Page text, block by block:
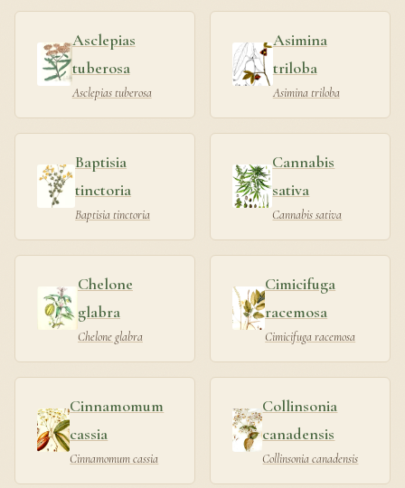
Asclepias
tuberosa
Asclepias tuberosa
Asimina
triloba
Asimina triloba
Baptisia
tinctoria
Baptisia tinctoria
Cannabis
sativa
Cannabis sativa
Chelone
glabra
Chelone glabra
Cimicifuga
racemosa
Cimicifuga racemosa
Cinnamomum
cassia
Cinnamomum cassia
Collinsonia
canadensis
Collinsonia canadensis